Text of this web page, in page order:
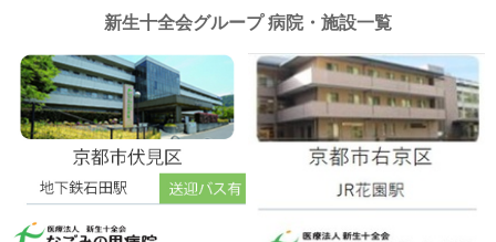
新生十全会グループ 病院・施設一覧